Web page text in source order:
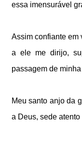
essa imensurável
Assim confiante em
a ele me dirijo,
passagem de
Meu santo anjo da
a Deus, sede